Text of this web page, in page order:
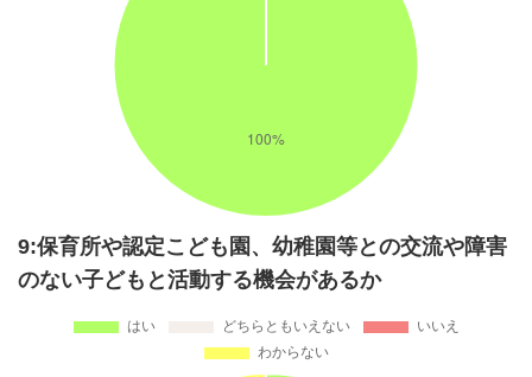
9:保育所や認定こども園、幼稚園等との交流や障害
のない子どもと活動する機会があるか